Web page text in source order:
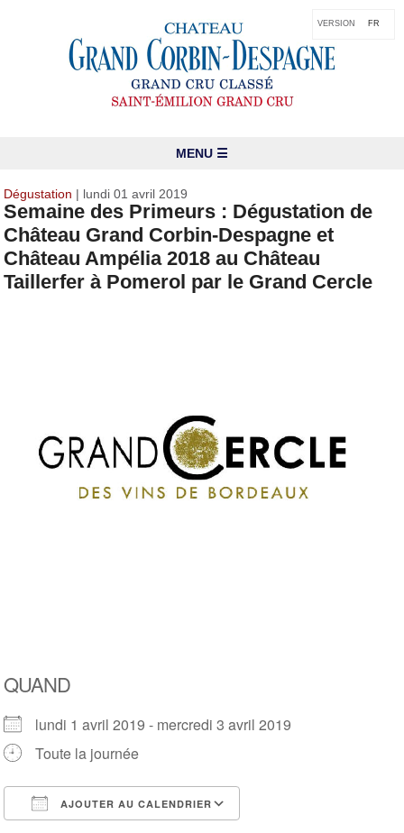
VERSION FR
MENU ☰
Dégustation | lundi 01 avril 2019
Semaine des Primeurs : Dégustation de
Château Grand Corbin-Despagne et
Château Ampélia 2018 au Château
Taillerfer à Pomerol par le Grand Cercle
QUAND
lundi 1 avril 2019 - mercredi 3 avril 2019
Toute la journée
AJOUTER AU CALENDRIER